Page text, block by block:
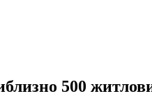
500